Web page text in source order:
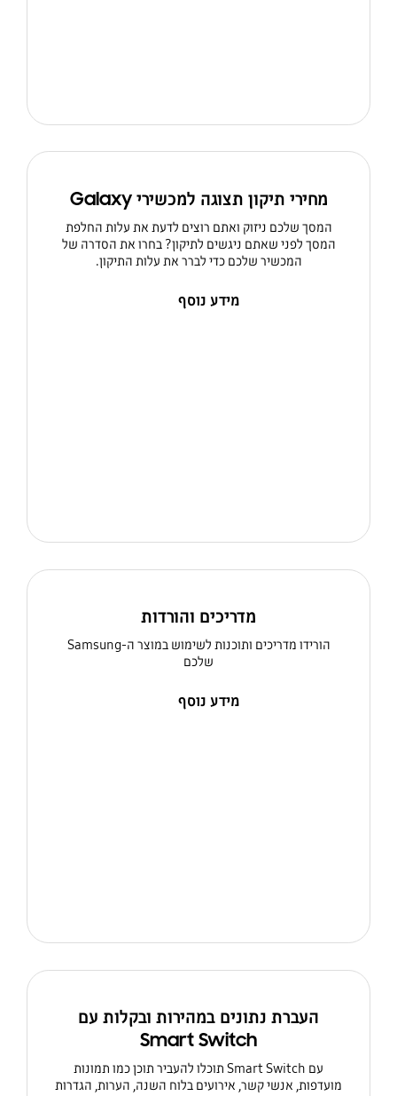
מחירי תיקון תצוגה למכשירי Galaxy
המסך שלכם ניזוק ואתם רוצים לדעת את עלות החלפת
המסך לפני שאתם ניגשים לתיקון? בחרו את הסדרה של
המכשיר שלכם כדי לברר את עלות התיקון.
מידע נוסף
מדריכים והורדות
הורידו מדריכים ותוכנות לשימוש במוצר ה-Samsung
שלכם
מידע נוסף
העברת נתונים במהירות ובקלות עם
Smart Switch
עם Smart Switch תוכלו להעביר תוכן כמו תמונות
מועדפות, אנשי קשר, אירועים בלוח השנה, הערות, הגדרות